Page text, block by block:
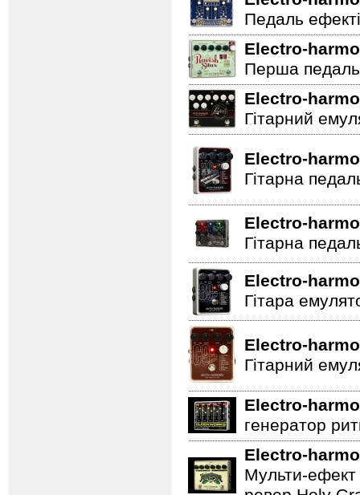
Педаль
Electro-
Перша
Electro-
Гітарний
Electro-
Гітарна
Electro-
Гітарна
Electro-
Гітара
Electro-
Гітарний
Electro-
генератор
Electro-
Мульти-ефект